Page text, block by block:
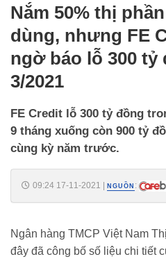
Nắm 50% thị
dùng, nhưng FE
ngờ báo lỗ 300 tỷ
3/2021
FE Credit lỗ 300 tỷ đồng
9 tháng xuống còn 900 tỷ
cùng kỳ năm trước.
09:24 17-11-2021 NGUỒN :
Ngân hàng TMCP Việt Nam
đây đã công bố số liệu chi tiết